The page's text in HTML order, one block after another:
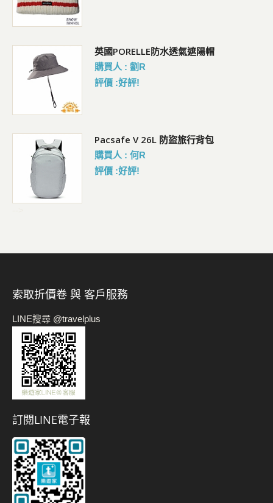
英國PORELLE防水透氣遮陽帽
購買人 : 劉R
評價 :好評!
Pacsafe V 26L 防盜旅行背包
購買人 : 何R
評價 :好評!
索取折價卷 與 客戶服務
LINE搜尋 @travelplus
訂閱LINE電子報